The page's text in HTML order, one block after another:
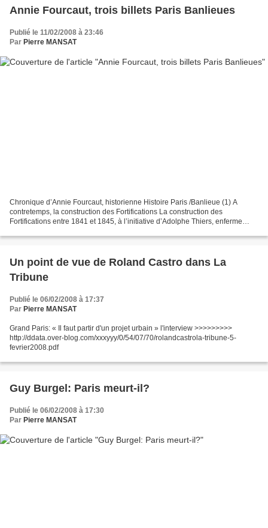
Annie Fourcaut, trois billets Paris Banlieues
Publié le 11/02/2008 à 23:46
Par Pierre MANSAT
Chronique d’Annie Fourcaut, historienne Histoire Paris /Banlieue (1) A
contretemps, la construction des Fortifications La construction des
Fortifications entre 1841 et 1845, à l’initiative d’Adolphe Thiers, enferme
Un point de vue de Roland Castro dans La
Tribune
Publié le 06/02/2008 à 17:37
Par Pierre MANSAT
Grand Paris: « Il faut partir d'un projet urbain » l'interview >>>>>>>>>
http://ddata.over-blog.com/xxxyyy/0/54/07/70/rolandcastrola-tribune-5-
fevrier2008.pdf
Guy Burgel: Paris meurt-il?
Publié le 06/02/2008 à 17:30
Par Pierre MANSAT